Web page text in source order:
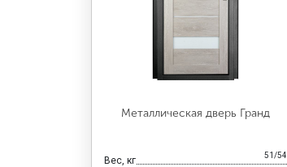
Металлическая дверь Гранд
Вес, кг 51/54